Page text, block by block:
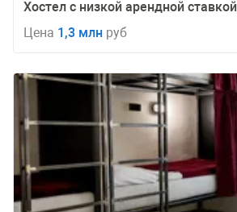
Хостел с низкой арендной
Цена 1,3 млн руб